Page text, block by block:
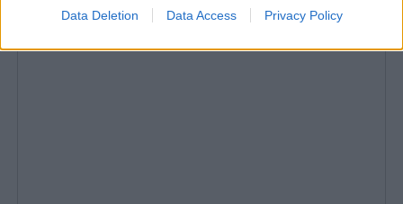
Data Deletion Data Access Privacy Policy